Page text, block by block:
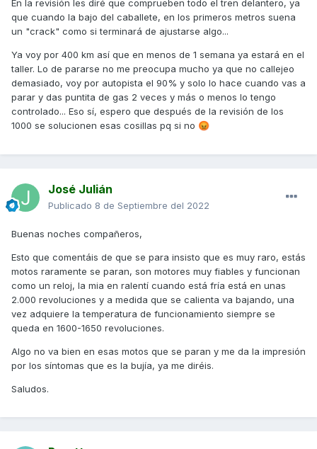
En la revisión les diré que comprueben todo el tren delantero, ya
que cuando la bajo del caballete, en los primeros metros suena
un "crack" como si terminará de ajustarse algo...
Ya voy por 400 km así que en menos de 1 semana ya estará en el
taller. Lo de pararse no me preocupa mucho ya que no callejeo
demasiado, voy por autopista el 90% y solo lo hace cuando vas a
parar y das puntita de gas 2 veces y más o menos lo tengo
controlado... Eso sí, espero que después de la revisión de los
1000 se solucionen esas cosillas pq si no 😡
José Julián
Publicado 8 de Septiembre del 2022
Buenas noches compañeros,
Esto que comentáis de que se para insisto que es muy raro, estás
motos raramente se paran, son motores muy fiables y funcionan
como un reloj, la mia en ralentí cuando está fría está en unas
2.000 revoluciones y a medida que se calienta va bajando, una
vez adquiere la temperatura de funcionamiento siempre se
queda en 1600-1650 revoluciones.
Algo no va bien en esas motos que se paran y me da la impresión
por los síntomas que es la bujía, ya me diréis.
Saludos.